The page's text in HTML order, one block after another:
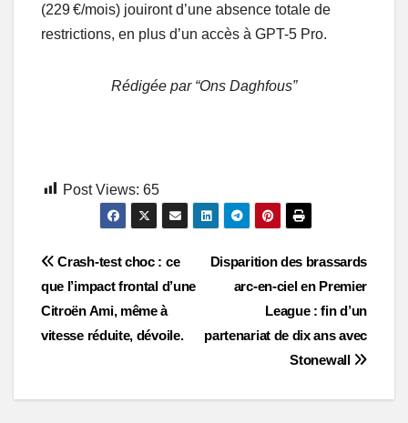
(229 €/mois) jouiront d’une absence totale de
restrictions, en plus d’un accès à GPT-5 Pro.
Rédigée par “Ons Daghfous”
Post Views: 65
Post
navigation
Disparition des brassards
arc-en-ciel en Premier
League : fin d’un
partenariat de dix ans avec
Stonewall
Crash-test choc : ce
que l’impact frontal d’une
Citroën Ami, même à
vitesse réduite, dévoile.